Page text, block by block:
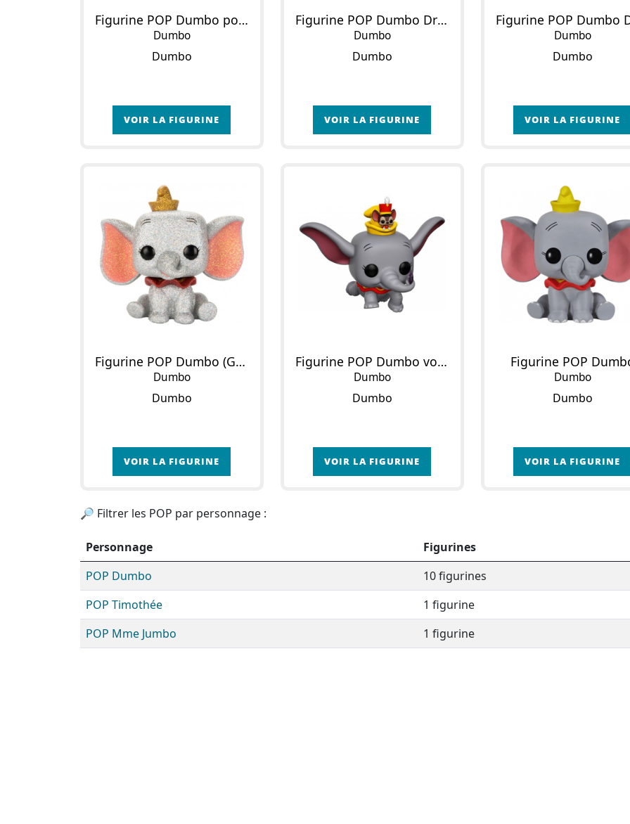
Figurine POP Dumbo pompier
Dumbo
Dumbo
VOIR LA FIGURINE
Figurine POP Dumbo Dreamland
Dumbo
Dumbo
VOIR LA FIGURINE
Dumbo
Dumbo
VOIR LA FIGURINE
Figurine POP Dumbo (Glitter)
Dumbo
Dumbo
VOIR LA FIGURINE
Figurine POP Dumbo volant avec Timothé
Dumbo
Dumbo
VOIR LA FIGURINE
Figurine POP
Dumbo
Dumbo
VOIR LA FIGURINE
🔎 Filtrer les POP par personnage :
Personnage
Figurines
POP Dumbo
10 figurines
POP Timothée
1 figurine
POP Mme Jumbo
1 figurine